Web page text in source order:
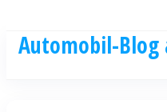
Automobil-Blog